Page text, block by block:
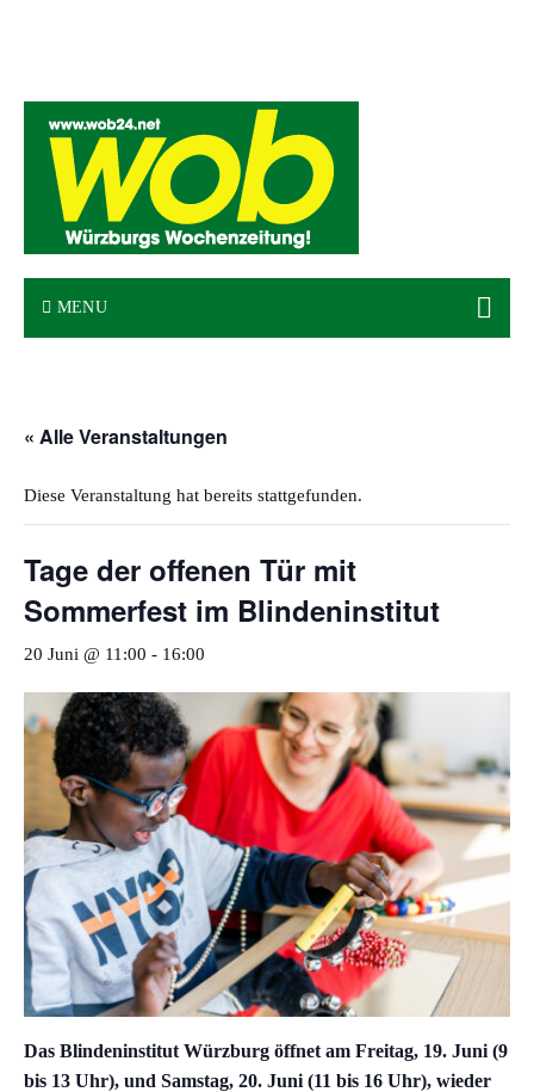
MENU
« Alle Veranstaltungen
Diese Veranstaltung hat bereits stattgefunden.
Tage der offenen Tür mit
Sommerfest im Blindeninstitut
20 Juni @ 11:00 - 16:00
Das Blindeninstitut Würzburg öffnet am Freitag, 19. Juni (9
bis 13 Uhr), und Samstag, 20. Juni (11 bis 16 Uhr), wieder